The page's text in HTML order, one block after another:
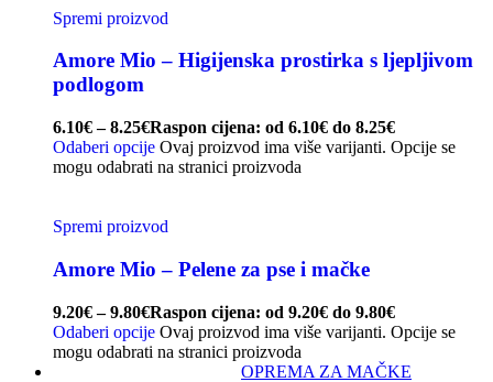
Spremi proizvod
Amore Mio – Higijenska prostirka s ljepljivom
podlogom
6.10€ – 8.25€Raspon cijena: od 6.10€ do 8.25€
Odaberi opcije Ovaj proizvod ima više varijanti. Opcije se
mogu odabrati na stranici proizvoda
Spremi proizvod
Amore Mio – Pelene za pse i mačke
9.20€ – 9.80€Raspon cijena: od 9.20€ do 9.80€
Odaberi opcije Ovaj proizvod ima više varijanti. Opcije se
mogu odabrati na stranici proizvoda
OPREMA ZA MAČKE